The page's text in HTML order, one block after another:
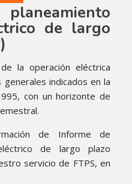
de largo
la operación eléctrica
indicados en la
con un horizonte de
de Informe de
de largo plazo
servicio de FTPS, en